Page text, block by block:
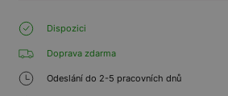
Dispozici
Doprava zdarma
Odeslání do 2-5 pracovních dnů